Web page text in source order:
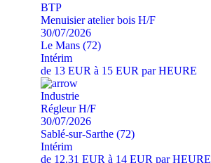
BTP
Menuisier atelier bois H/F
30/07/2026
Le Mans (72)
Intérim
de 13 EUR à 15 EUR par HEURE
Industrie
Régleur H/F
30/07/2026
Sablé-sur-Sarthe (72)
Intérim
de 12.31 EUR à 14 EUR par HEURE